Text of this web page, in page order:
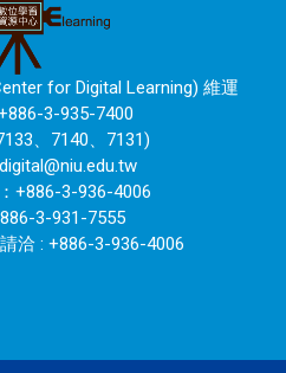
for Digital Learning) 維運
3-935-7400
、7140、7131)
digital@niu.edu.tw
+886-3-936-4006
3-931-7555
洽 : +886-3-936-4006